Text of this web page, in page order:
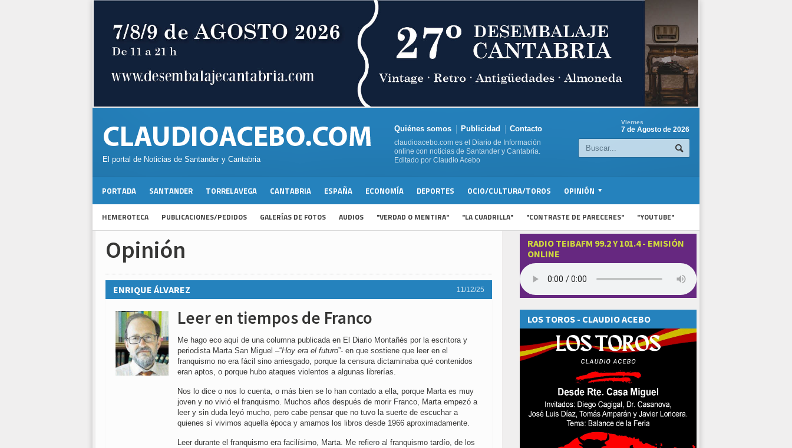
El portal de Noticias de Santander y Cantabria
Quiénes somos Publicidad Contacto
claudioacebo.com es el Diario de Información
online con noticias de Santander y Cantabria.
Editado por Claudio Acebo
Viernes
7 de Agosto de 2026
PORTADA SANTANDER TORRELAVEGA CANTABRIA ESPAÑA ECONOMÍA DEPORTES OCIO/CULTURA/TOROS OPINIÓN
HEMEROTECA PUBLICACIONES/PEDIDOS GALERÍAS DE FOTOS AUDIOS "VERDAD O MENTIRA" "LA CUADRILLA" "CONTRASTE DE PARECERES" "YOUTUBE"
Opinión
11/12/25
ENRIQUE ÁLVAREZ
Leer en tiempos de Franco
Me hago eco aquí de una columna publicada en El Diario Montañés por la escritora y
periodista Marta San Miguel –“Hoy era el futuro”- en que sostiene que leer en el
franquismo no era fácil sino arriesgado, porque la censura dictaminaba qué contenidos
eran aptos, o porque hubo ataques violentos a algunas librerías.
Nos lo dice o nos lo cuenta, o más bien se lo han contado a ella, porque Marta es muy
joven y no vivió el franquismo. Muchos años después de morir Franco, Marta empezó a
leer y sin duda leyó mucho, pero cabe pensar que no tuvo la suerte de escuchar a
quienes sí vivimos aquella época y amamos los libros desde 1966 aproximadamente.
Leer durante el franquismo era facilísimo, Marta. Me refiero al franquismo tardío, de los
RADIO TEIBAFM 99.2 Y 101.4 - EMISIÓN
ONLINE
LOS TOROS - CLAUDIO ACEBO